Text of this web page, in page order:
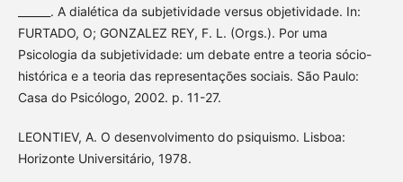
______. A dialética da subjetividade versus objetividade. In:
FURTADO, O; GONZALEZ REY, F. L. (Orgs.). Por uma
Psicologia da subjetividade: um debate entre a teoria sócio-
histórica e a teoria das representações sociais. São Paulo:
Casa do Psicólogo, 2002. p. 11-27.
LEONTIEV, A. O desenvolvimento do psiquismo. Lisboa:
Horizonte Universitário, 1978.